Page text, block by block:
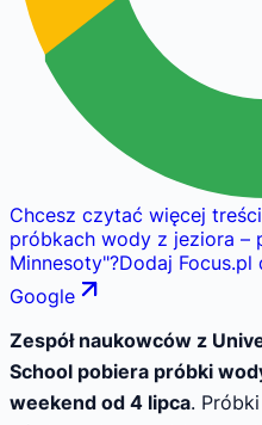
Chcesz czytać więcej
próbkach wody z jeziora –
Minnesoty"?Dodaj Focus.pl
Google
Zespół naukowców z
School pobiera próbki
weekend od 4 lipca.